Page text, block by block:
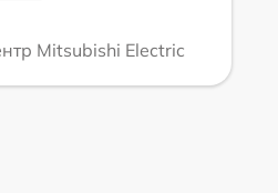
Mitsubishi Electric